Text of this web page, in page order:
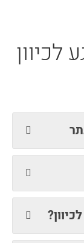
לכיוון